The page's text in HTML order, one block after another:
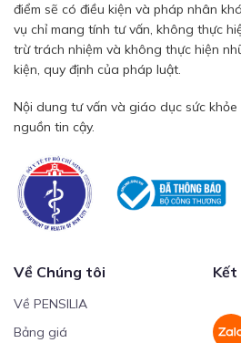
điểm sẽ có điều kiện và pháp nhân
vụ chỉ mang tính tư vấn, không thực
trừ trách nhiệm và không thực hiện
kiện, quy định của pháp luật.
Nội dung tư vấn và giáo dục sức
nguồn tin cậy.
Về Chúng tôi
Về PENSILIA
Bảng giá
Kết